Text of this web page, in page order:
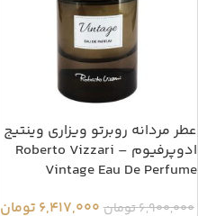
عطر مردانه روبرتو ویزاری وینتیج
ادوپرفیوم – Roberto Vizzari
Vintage Eau De Perfume
6,900,000تومان 6,417,000 تومان